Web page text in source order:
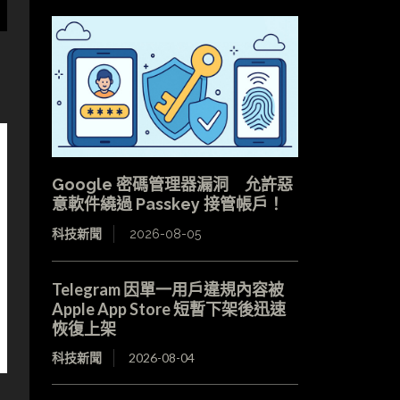
Google 密碼管理器漏洞 允許惡
意軟件繞過 Passkey 接管帳戶！
科技新聞 2026-08-05
Telegram 因單一用戶違規內容被
Apple App Store 短暫下架後迅速
恢復上架
科技新聞 2026-08-04